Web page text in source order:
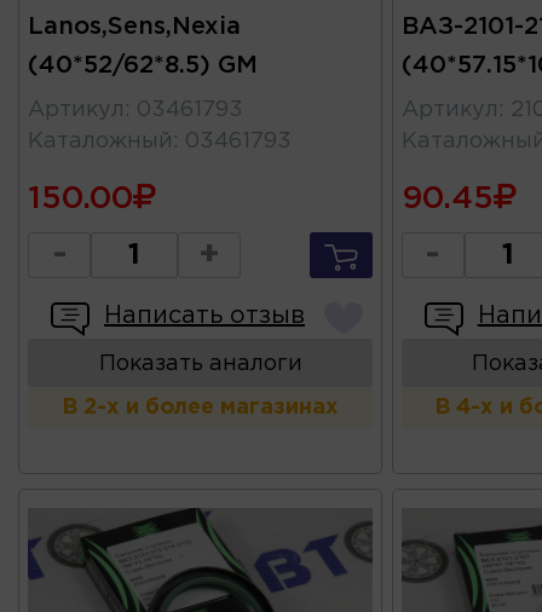
Lanos,Sens,Nexia
(40*52/62*8.5) GM
Артикул : 03461793
Каталожный : 03461793
150.00
- +
Написать отзыв
Показать аналоги
В 2-х и более магазинах
ВАЗ-2101-
Артикул :
90.45
-
В 4-х и